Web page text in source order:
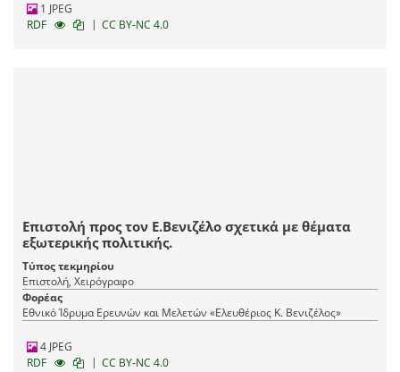
1 JPEG
RDF
| CC BY-NC 4.0
Επιστολή προς τον Ε.Βενιζέλο σχετικά με θέματα
εξωτερικής πολιτικής.
Τύπος τεκμηρίου
Επιστολή, Χειρόγραφο
Φορέας
Εθνικό Ίδρυμα Ερευνών και Μελετών «Ελευθέριος Κ. Βενιζέλος»
4 JPEG
RDF
| CC BY-NC 4.0